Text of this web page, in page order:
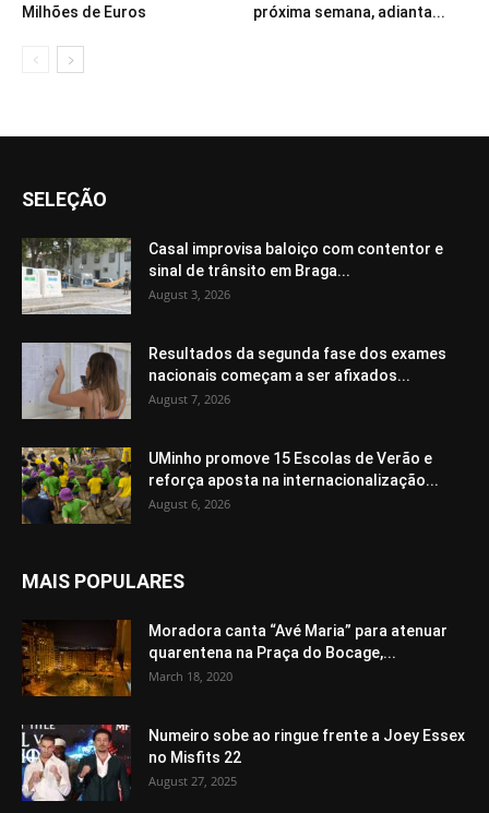
Milhões de Euros
próxima semana, adianta...
SELEÇÃO
Casal improvisa baloiço com contentor e
sinal de trânsito em Braga...
August 3, 2026
Resultados da segunda fase dos exames
nacionais começam a ser afixados...
August 7, 2026
UMinho promove 15 Escolas de Verão e
reforça aposta na internacionalização...
August 6, 2026
MAIS POPULARES
Moradora canta “Avé Maria” para atenuar
quarentena na Praça do Bocage,...
March 18, 2020
Numeiro sobe ao ringue frente a Joey Essex
no Misfits 22
August 27, 2025